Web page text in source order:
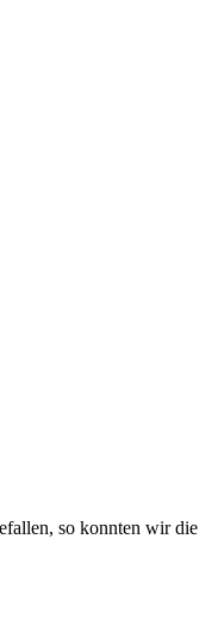
so konnten wir die